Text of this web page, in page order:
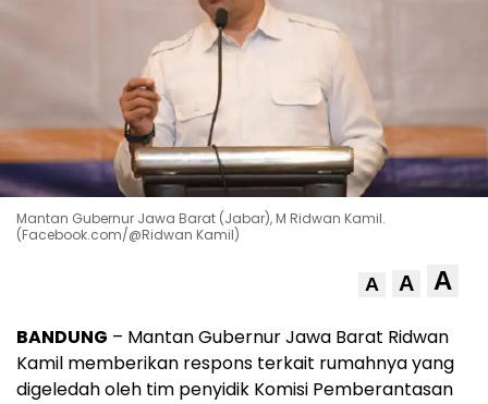
Mantan Gubernur Jawa Barat (Jabar), M Ridwan Kamil.
(Facebook.com/@Ridwan Kamil)
A A A
BANDUNG – Mantan Gubernur Jawa Barat Ridwan
Kamil memberikan respons terkait rumahnya yang
digeledah oleh tim penyidik Komisi Pemberantasan